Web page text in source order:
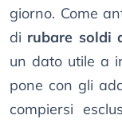
giorno. Come
di rubare soldi
un dato utile a
pone con gli
compiersi